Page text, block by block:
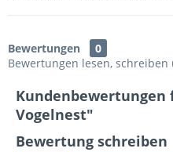
Bewertungen
0
Bewertungen lesen,
Vogelnest"
Bewertung schreiben